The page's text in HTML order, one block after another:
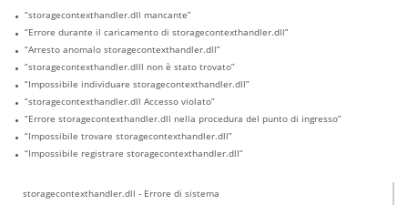
“storagecontexthandler.dll mancante”
“Errore durante il caricamento di storagecontexthandler.dll”
“Arresto anomalo storagecontexthandler.dll”
“storagecontexthandler.dlll non è stato trovato”
“Impossibile individuare storagecontexthandler.dll”
“storagecontexthandler.dll Accesso violato”
“Errore storagecontexthandler.dll nella procedura del punto di ingresso”
“Impossibile trovare storagecontexthandler.dll”
“Impossibile registrare storagecontexthandler.dll”
storagecontexthandler.dll - Errore di sistema